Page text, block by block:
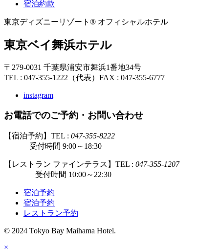
宿泊約款
東京ディズニーリゾート® オフィシャルホテル
東京ベイ舞浜ホテル
〒279-0031 千葉県浦安市舞浜1番地34号
TEL : 047-355-1222（代表） FAX : 047-355-6777
instagram
お電話でのご予約・お問い合わせ
【宿泊予約】TEL : 047-355-8222
受付時間 9:00～18:30
【レストラン ファインテラス】TEL : 047-355-1207
受付時間 10:00～22:30
宿泊予約
宿泊予約
レストラン予約
© 2024 Tokyo Bay Maihama Hotel.
×